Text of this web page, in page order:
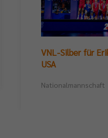
VNL-Silber für
USA
Nationalmannschaft